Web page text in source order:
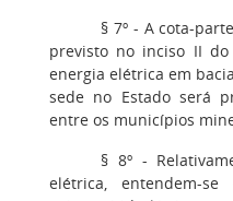
§ 7º - A cota-
previsto no inciso II
energia elétrica em
sede no Estado será
entre os municípios
§ 8º -
elétrica, entendem-